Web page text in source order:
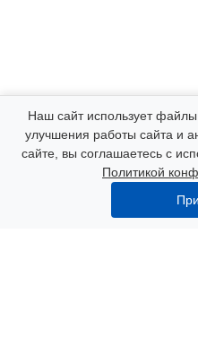
Компания
Каталог
Наш сайт использует
улучшения работы сайта и
сайте, вы соглашаетесь с
Политикой